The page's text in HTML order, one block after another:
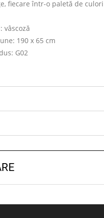
fiecare într-o paletă de
vâscoză
190 x 65 cm
G02